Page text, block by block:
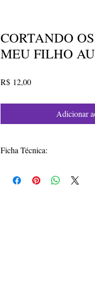
CORTANDO
MEU FILHO
R$ 12,00Preço
Adicionar
Ficha Técnica:
ISBN: 978-65-00-14754-4